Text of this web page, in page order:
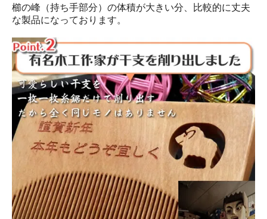
櫛の峰（持ち手部分）の体積が大きい分、比較的に丈夫
な製品になっております。